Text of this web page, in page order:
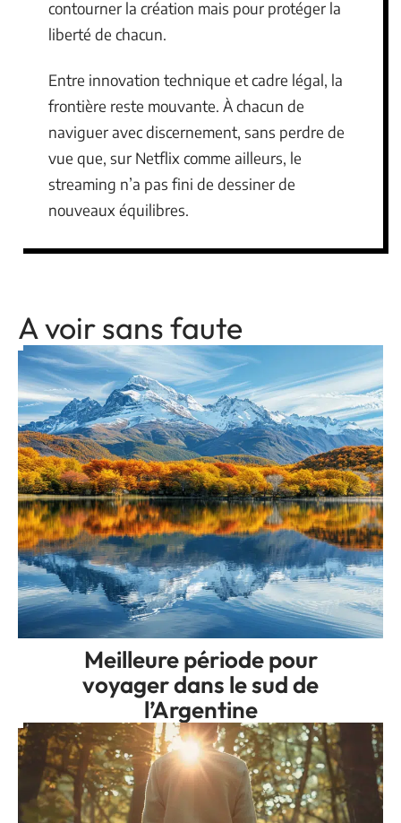
contourner la création mais pour protéger la
liberté de chacun.
Entre innovation technique et cadre légal, la
frontière reste mouvante. À chacun de
naviguer avec discernement, sans perdre de
vue que, sur Netflix comme ailleurs, le
streaming n’a pas fini de dessiner de
nouveaux équilibres.
A voir sans faute
Meilleure période pour
voyager dans le sud de
l’Argentine